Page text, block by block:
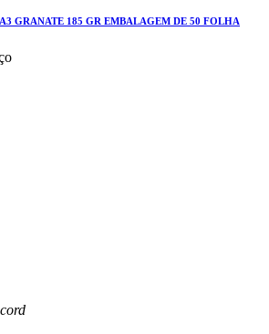
GRANATE 185 GR EMBALAGEM DE 50 FOLHA